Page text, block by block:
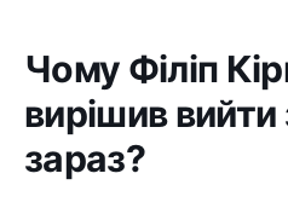
Чому Філіп
вирішив вийти
зараз?